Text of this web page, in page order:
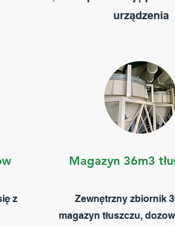
urządzenia
z
Magazyn 36m3
Zewnętrzny zbiornik
magazyn tłuszczu,